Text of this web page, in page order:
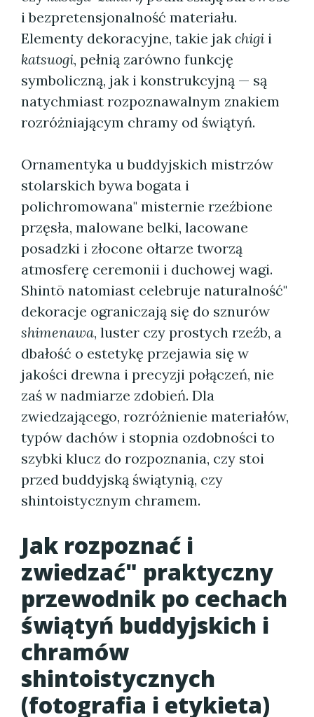
i bezpretensjonalność materiału.
Elementy dekoracyjne, takie jak chigi i
katsuogi, pełnią zarówno funkcję
symboliczną, jak i konstrukcyjną — są
natychmiast rozpoznawalnym znakiem
rozróżniającym chramy od świątyń.
Ornamentyka u buddyjskich mistrzów
stolarskich bywa bogata i
polichromowana" misternie rzeźbione
przęsła, malowane belki, lacowane
posadzki i złocone ołtarze tworzą
atmosferę ceremonii i duchowej wagi.
Shintō natomiast celebruje naturalność"
dekoracje ograniczają się do sznurów
shimenawa, luster czy prostych rzeźb, a
dbałość o estetykę przejawia się w
jakości drewna i precyzji połączeń, nie
zaś w nadmiarze zdobień. Dla
zwiedzającego, rozróżnienie materiałów,
typów dachów i stopnia ozdobności to
szybki klucz do rozpoznania, czy stoi
przed buddyjską świątynią, czy
shintoistycznym chramem.
Jak rozpoznać i
zwiedzać" praktyczny
przewodnik po cechach
świątyń buddyjskich i
chramów
shintoistycznych
(fotografia i etykieta)